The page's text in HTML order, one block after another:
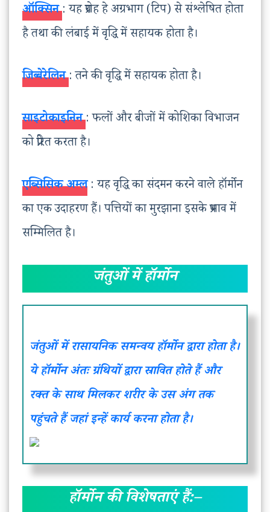
ऑक्सिन : यह प्ररोह हे अग्रभाग (टिप) से संश्लेषित होता
है तथा की लंबाई में वृद्धि में सहायक होता है।
जिब्बेरेलिन : तने की वृद्धि में सहायक होता है।
साइटोकाइनिन : फलों और बीजों में कोशिका विभाजन
को प्रेरित करता है।
एब्सिसिक अम्ल: यह वृद्धि का संदमन करने वाले हॉर्मोन
का एक उदाहरण हैं। पत्तियों का मुरझाना इसके प्रभाव में
सम्मिलित है।
जंतुओं में हॉर्मोन
जंतुओं में रासायनिक समन्वय हॉर्मोन द्वारा होता है।
ये हॉर्मोन अंतः ग्रंथियों द्वारा स्रावित होते हैं और
रक्त के साथ मिलकर शरीर के उस अंग तक
पहुंचते हैं जहां इन्हें कार्य करना होता है।
हॉर्मोन की विशेषताएं हैं:–